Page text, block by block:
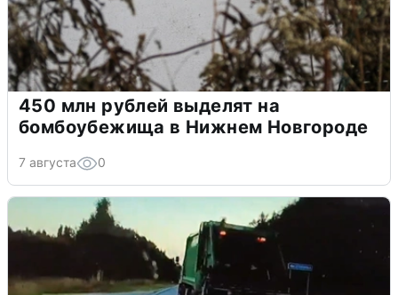
450 млн рублей выделят на
бомбоубежища в Нижнем Новгороде
7 августа 0